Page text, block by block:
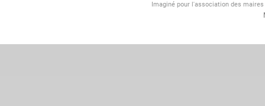
Imaginé pour l'association des